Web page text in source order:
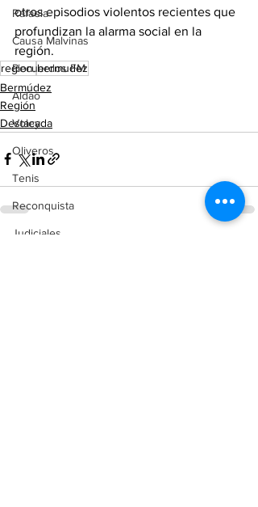
Rafaela
Causa Malvinas
Recuerdos FM
Aldao
Voley
Oliveros
Tenis
Reconquista
Judiciales
otros episodios violentos recientes que
profundizan la alarma social en la
región.
region. bermudez
Bermúdez
Región
Destacada